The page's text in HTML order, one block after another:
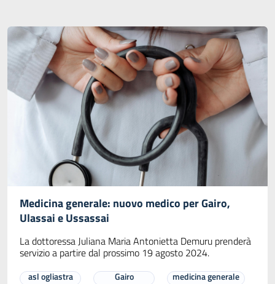
Medicina generale: nuovo medico per Gairo,
Ulassai e Ussassai
La dottoressa Juliana Maria Antonietta Demuru prenderà
servizio a partire dal prossimo 19 agosto 2024.
asl ogliastra Gairo
medicina generale